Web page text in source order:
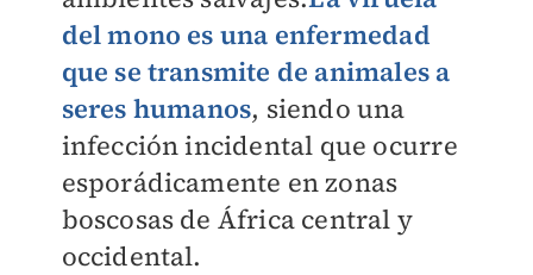
del mono es una enfermedad
que se transmite de animales a
seres humanos, siendo una
infección incidental que ocurre
esporádicamente en zonas
boscosas de África central y
occidental.